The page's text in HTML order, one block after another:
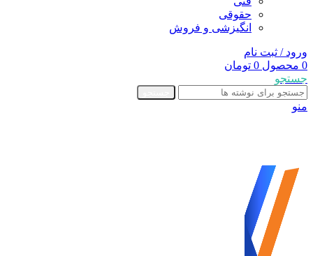
حقوقی
انگیزشی و فروش
ورود / ثبت نام
0 محصول 0 تومان
جستجو
منو